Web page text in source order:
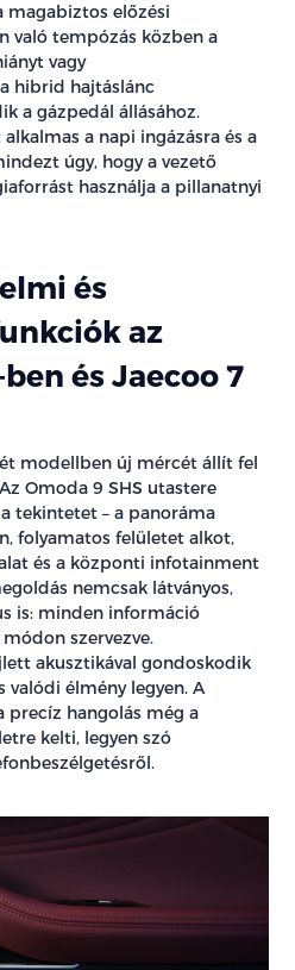
magabiztos előzési
való tempózás közben a
vagy
hibrid hajtáslánc
a gázpedál állásához.
a napi ingázásra és a
úgy, hogy a vezető
használja a pillanatnyi
és
az
és Jaecoo 7
modellben új mércét állít fel
Omoda 9 SHS utastere
tekintetet – a panoráma
folyamatos felületet alkot,
és a központi infotainment
nemcsak látványos,
is: minden információ
szervezve.
akusztikával gondoskodik
valódi élmény legyen. A
precíz hangolás még a
kelti, legyen szó